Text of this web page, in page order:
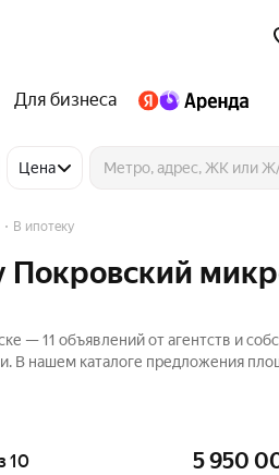
Для бизнеса
Цена
В ипотеку
Покровский
— 11 объявлений от агентств и
нашем каталоге предложения
10 5 950